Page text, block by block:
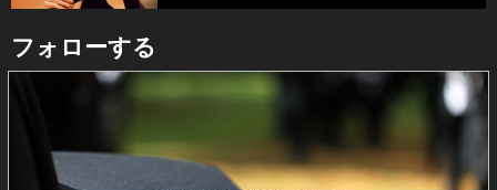
フォローする